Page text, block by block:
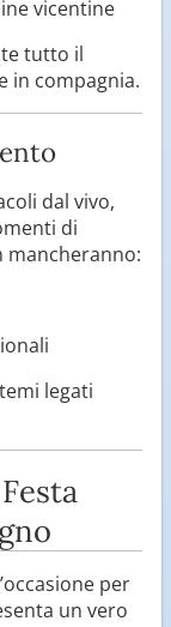
vicentine
tutto il
in compagnia.
dal vivo,
di
mancheranno:
legati
per
un vero